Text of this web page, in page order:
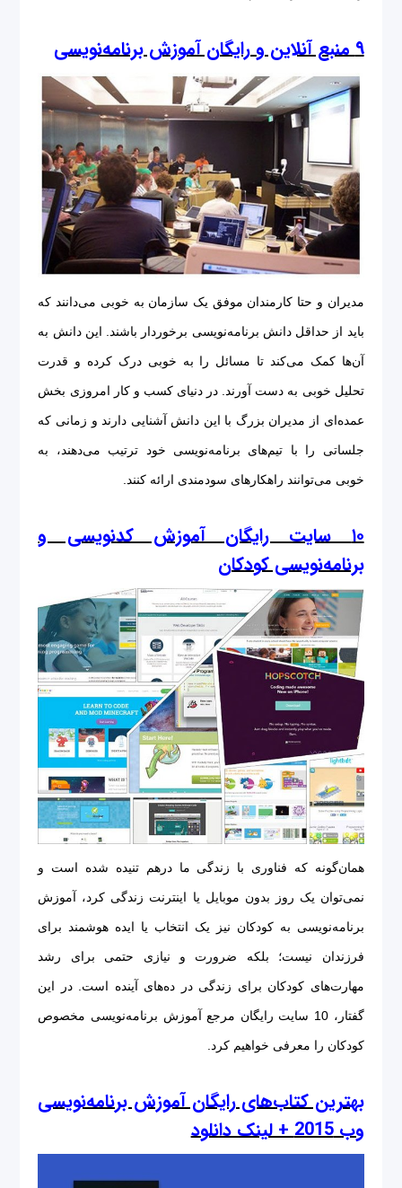
۹ منبع آنلاین و رایگان آموزش برنامه‌نویسی
مدیران و حتا کارمندان موفق یک سازمان به خوبی می‌دانند که
باید از حداقل دانش برنامه‌نویسی برخوردار باشند. این دانش به
آن‌ها کمک می‌کند تا مسائل را به خوبی درک کرده و قدرت
تحلیل خوبی به دست آورند. در دنیای کسب و کار امروزی بخش
عمده‌ای از مدیران بزرگ با این دانش آشنایی دارند و زمانی که
جلساتی را با تیم‌های برنامه‌نویسی خود ترتیب می‌دهند، به
خوبی می‌توانند راهکارهای سودمندی ارائه کنند.
۱۰ سایت رایگان آموزش کدنویسی و
برنامه‌نویسی کودکان
همان‌گونه که فناوری با زندگی ما درهم تنیده شده است و
نمی‌توان یک روز بدون موبایل یا اینترنت زندگی کرد، آموزش
برنامه‌نویسی به کودکان نیز یک انتخاب یا ایده هوشمند برای
فرزندان نیست؛ بلکه ضرورت و نیازی حتمی برای رشد
مهارت‌های کودکان برای زندگی در ده‌های آینده است. در این
گفتار، 10 سایت رایگان مرجع آموزش برنامه‌نویسی مخصوص
کودکان را معرفی خواهیم کرد.
بهترین کتاب‌های رایگان آموزش برنامه‌نویسی
وب 2015 + لینک دانلود